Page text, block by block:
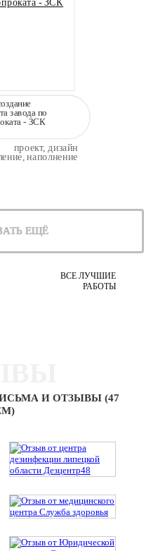
завода по
- ЗСК
проект, дизайн
наполнение
ЕЩЁ
ВСЕ ЛУЧШИЕ
РАБОТЫ
И ОТЗЫВЫ (47